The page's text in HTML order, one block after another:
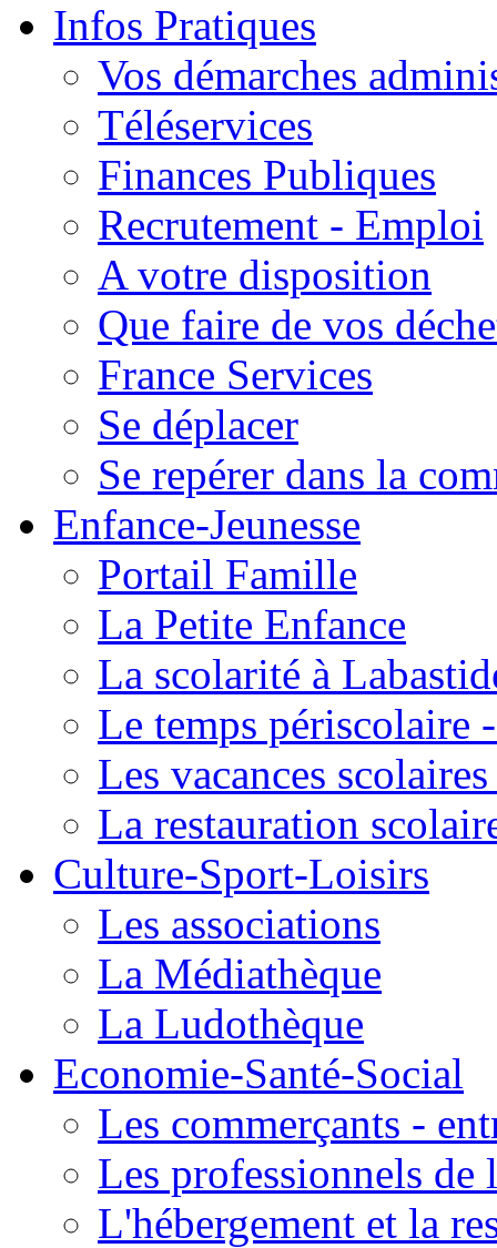
Infos Pratiques
Vos démarches
Téléservices
Finances Publiques
Recrutement - Emploi
A votre disposition
Que faire de vos
France Services
Se déplacer
Se repérer dans la
Enfance-Jeunesse
Portail Famille
La Petite Enfance
La scolarité à
Le temps périscolaire
Les vacances
La restauration
Culture-Sport-Loisirs
Les associations
La Médiathèque
La Ludothèque
Economie-Santé-Social
Les commerçants -
Les professionnels de
L'hébergement et la